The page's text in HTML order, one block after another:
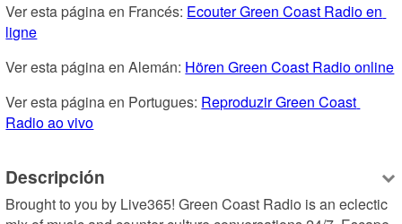
Ver esta página en Francés: Ecouter Green Coast Radio en
ligne
Ver esta página en Alemán: Hören Green Coast Radio online
Ver esta página en Portugues: Reproduzir Green Coast
Radio ao vivo
Descripción
Brought to you by Live365! Green Coast Radio is an eclectic